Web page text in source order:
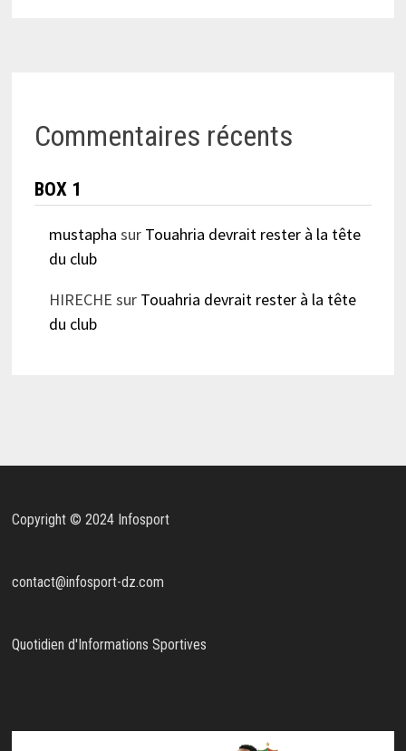
Commentaires récents
BOX 1
mustapha sur Touahria devrait rester à la tête
du club
HIRECHE sur Touahria devrait rester à la tête
du club
Copyright © 2024 Infosport
contact@infosport-dz.com
Quotidien d'Informations Sportives